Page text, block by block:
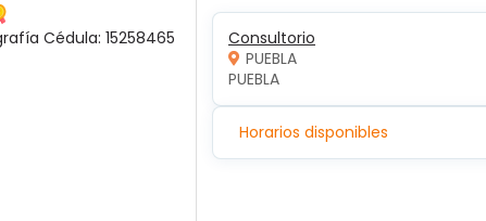
Cédula: 15258465
Consultorio
PUEBLA
PUEBLA
Horarios disponibles